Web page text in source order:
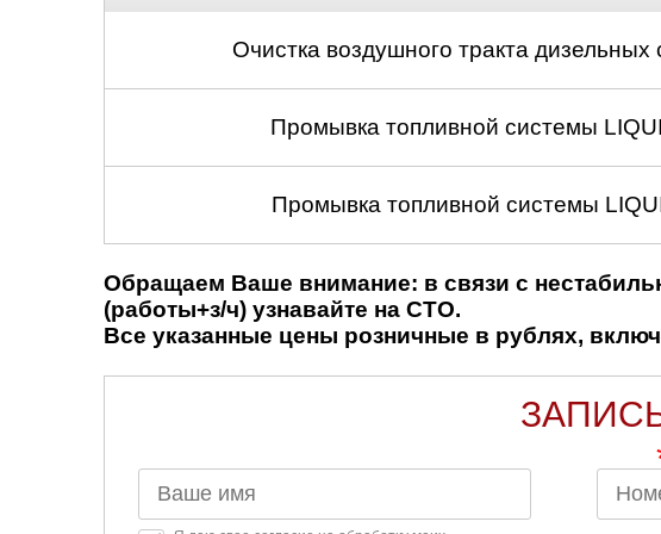
Очистка воздушного тракта дизельных
Промывка топливной системы
Промывка топливной системы
Обращаем Ваше внимание: в связи с
(работы+з/ч) узнавайте на СТО.
Все указанные цены розничные в рублях,